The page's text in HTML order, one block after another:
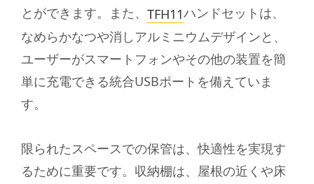
とができます。また、 TFH11ハンドセットは、
なめらかなつや消しアルミニウムデザインと、
ユーザーがスマートフォンやその他の装置を簡
単に充電できる統合USBポートを備えていま
す。
限られたスペースでの保管は、快適性を実現す
るために重要です。収納棚は、屋根の近くや床